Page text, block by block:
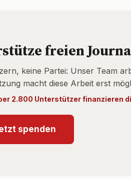
freien
keine Partei: Unser Team
macht diese Arbeit erst
2.800 Unterstützer finanzieren
spenden